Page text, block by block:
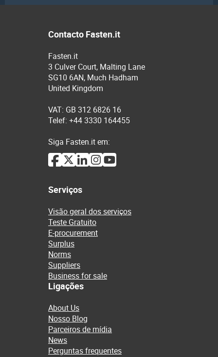
Contacto Fasten.it
Fasten.it
3 Culver Court, Malting Lane
SG10 6AN, Much Hadham
United Kingdom
VAT: GB 312 6826 16
Telef: +44 3330 164455
Siga Fasten.it em:
Serviços
Visão geral dos serviços
Teste Gratuito
E-procurement
Surplus
Norms
Suppliers
Business for sale
Ligações
About Us
Nosso Blog
Parceiros de mídia
News
Perguntas frequentes